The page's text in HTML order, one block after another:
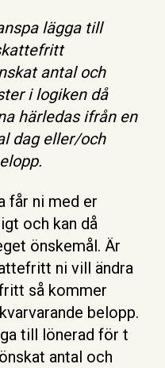
lägga till
antal och
i logiken då
härledas ifrån en
dag eller/och
får ni med er
och kan då
önskemål. Är
ni vill ändra
så kommer
belopp.
till lönerad för t
antal och